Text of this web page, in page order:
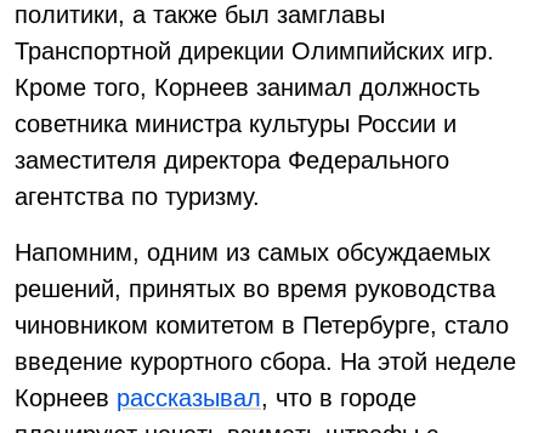
политики, а также был замглавы
Транспортной дирекции Олимпийских игр.
Кроме того, Корнеев занимал должность
советника министра культуры России и
заместителя директора Федерального
агентства по туризму.
Напомним, одним из самых обсуждаемых
решений, принятых во время руководства
чиновником комитетом в Петербурге, стало
введение курортного сбора. На этой неделе
Корнеев рассказывал, что в городе